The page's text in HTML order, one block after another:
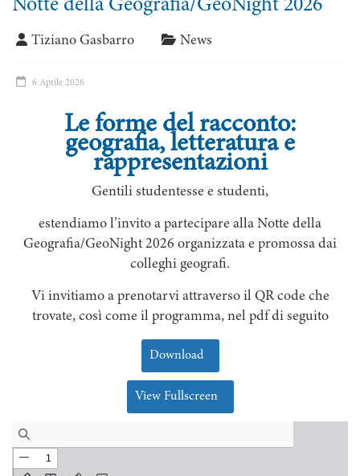
Notte della Geografia/GeoNight 2026
Tiziano Gasbarro News
6 Aprile 2026
Le forme del racconto:
geografia, letteratura e
rappresentazioni
Gentili studentesse e studenti,
estendiamo l’invito a partecipare alla Notte della
Geografia/GeoNight 2026 organizzata e promossa dai
colleghi geografi.
Vi invitiamo a prenotarvi attraverso il QR code che
trovate, così come il programma, nel pdf di seguito
Download
View Fullscreen